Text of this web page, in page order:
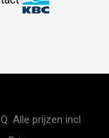
Alle prijzen incl